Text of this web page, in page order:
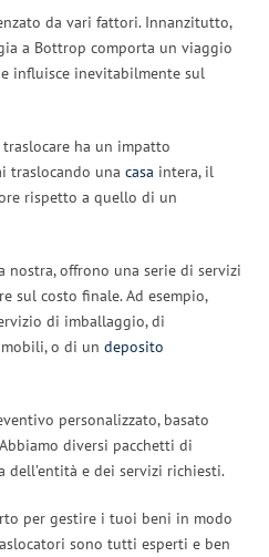
da vari fattori. Innanzitutto,
a Bottrop comporta un viaggio
influisce inevitabilmente sul
ha un impatto
traslocando una casa intera, il
rispetto a quello di un
nostra, offrono una serie di servizi
sul costo finale. Ad esempio,
di imballaggio, di
o di un deposito
personalizzato, basato
diversi pacchetti di
dell’entità e dei servizi richiesti.
per gestire i tuoi beni in modo
sono tutti esperti e ben